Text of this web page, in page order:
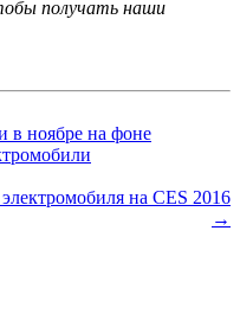
получать наши
в ноябре на фоне
на CES 2016
→